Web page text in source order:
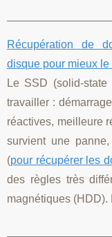
Récupération de
disque pour mieux le
Le SSD (solid-
travailler :
réactives, meilleure
survient une
(pour récupérer les
des règles très
magnétiques (HDD).